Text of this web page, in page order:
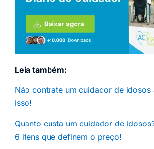
Leia também:
Não contrate um cuidador de idosos
isso!
Quanto custa um cuidador de
6 itens que definem o preço!